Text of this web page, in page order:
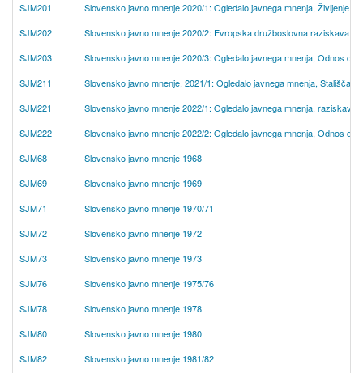
SJM201
Slovensko javno mnenje 2020/1: Ogledalo javnega mnenja, Življenje
SJM202
Slovensko javno mnenje 2020/2: Evropska družboslovna raziskava
SJM203
Slovensko javno mnenje 2020/3: Ogledalo javnega mnenja, Odnos
SJM211
Slovensko javno mnenje, 2021/1: Ogledalo javnega mnenja, Stališča
SJM221
Slovensko javno mnenje 2022/1: Ogledalo javnega mnenja,
SJM222
Slovensko javno mnenje 2022/2: Ogledalo javnega mnenja, Odnos
SJM68
Slovensko javno mnenje 1968
SJM69
Slovensko javno mnenje 1969
SJM71
Slovensko javno mnenje 1970/71
SJM72
Slovensko javno mnenje 1972
SJM73
Slovensko javno mnenje 1973
SJM76
Slovensko javno mnenje 1975/76
SJM78
Slovensko javno mnenje 1978
SJM80
Slovensko javno mnenje 1980
SJM82
Slovensko javno mnenje 1981/82